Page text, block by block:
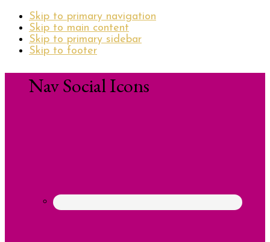
Skip to primary navigation
Skip to main content
Skip to primary sidebar
Skip to footer
Nav Social Icons